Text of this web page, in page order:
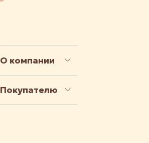
О компании
Покупателю